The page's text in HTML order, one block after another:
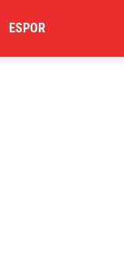
ESPOR